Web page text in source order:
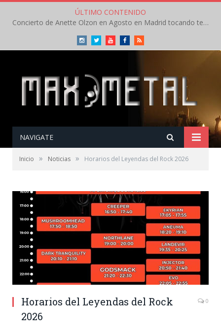
ÚLTIMO CONTENIDO
Concierto de Anette Olzon en Agosto en Madrid tocando temas de Nightwish
InstagramTwitterYoutubeFacebookRSS
NAVIGATE
Inicio » Noticias » Horarios del Leyendas del Rock 2026
Horarios del Leyendas del Rock
2026
0